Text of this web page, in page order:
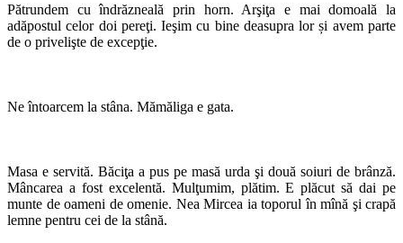
Pătrundem cu îndrăzneală prin horn. Arşiţa e mai domoală la
adăpostul celor doi pereţi. Ieşim cu bine deasupra lor și avem parte
de o privelişte de excepţie.
Ne întoarcem la stâna. Mămăliga e gata.
Masa e servită. Băciţa a pus pe masă urda şi două soiuri de brânză.
Mâncarea a fost excelentă. Mulţumim, plătim. E plăcut să dai pe
munte de oameni de omenie. Nea Mircea ia toporul în mînă şi crapă
lemne pentru cei de la stână.